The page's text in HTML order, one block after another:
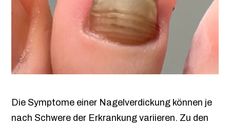
Die Symptome einer Nagelverdickung können je
nach Schwere der Erkrankung variieren. Zu den